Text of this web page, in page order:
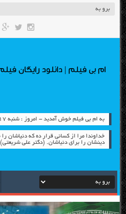
ام بی فیلم | دانلود رایگان
به ام بی فیلم خوش آمدید - امروز : شنبه ۱۷ مرداد ۱۴۰۵
خداوندا مرا از کسانی قرار دِه که دنیاشان
دینشان را برای دنیاشان. (دکتر علی شریعتی)